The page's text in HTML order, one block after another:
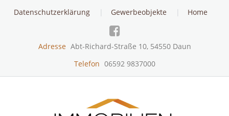
Datenschutzerklärung Gewerbeobjekte Home
Adresse Abt-Richard-Straße 10, 54550 Daun
Telefon 06592 9837000